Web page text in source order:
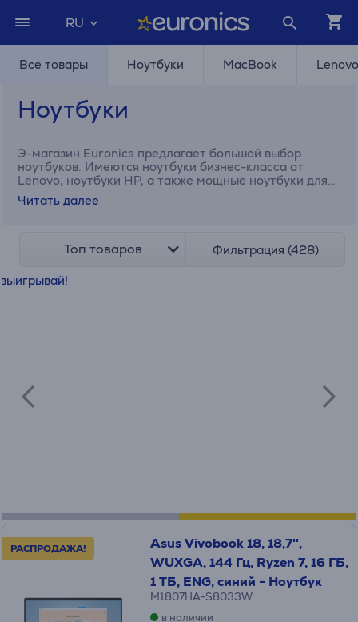
RU
Все товары Ноутбуки MacBook Lenovo
Ноутбуки
Э-магазин Euronics предлагает большой выбор
ноутбуков. Имеются ноутбуки бизнес-класса от
Lenovo, ноутбуки HP, а также мощные ноутбуки для
геймеров. Покупайте в рассрочку быстро и удобно!
Читать далее
Топ товаров Фильтрация (428)
РАСПРОДАЖА!
Asus Vivobook 18, 18,7'',
WUXGA, 144 Гц, Ryzen 7, 16 ГБ,
1 ТБ, ENG, синий - Ноутбук
M1807HA-S8033W
в наличии